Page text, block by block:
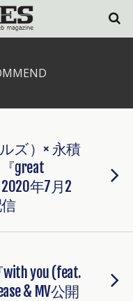
ズ）× 永積
great
年7月2
with you (feat.
& MV公開